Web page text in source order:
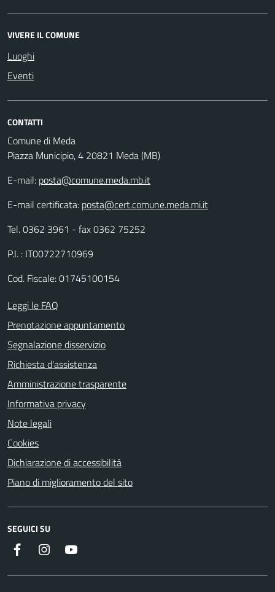
VIVERE IL COMUNE
Luoghi
Eventi
CONTATTI
Comune di Meda
Piazza Municipio, 4 20821 Meda (MB)
E-mail: posta@comune.meda.mb.it
E-mail certificata: posta@cert.comune.meda.mi.it
Tel. 0362 3961 - fax 0362 75252
P.I. : IT00722710969
Cod. Fiscale: 01745100154
Leggi le FAQ
Prenotazione appuntamento
Segnalazione disservizio
Richiesta d'assistenza
Amministrazione trasparente
Informativa privacy
Note legali
Cookies
Dichiarazione di accessibilità
Piano di miglioramento del sito
SEGUICI SU
InstagramYouTube